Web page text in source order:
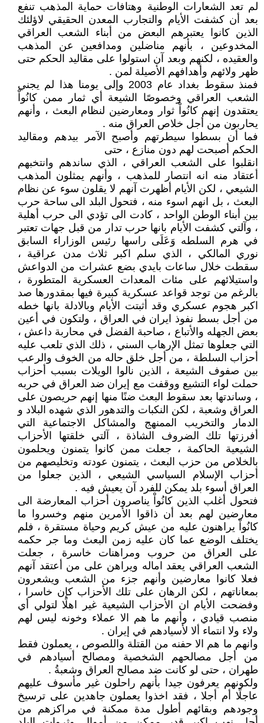
لم تعد الشعارات الوطنية وهتافات حماية المذهب تنفع
بعد أن كشفت الأيام والتجارب المعدن الحقيقي لاؤلئك
الذين كانوا يعتبرهم البعض من أبناء الشعب العراقي
المخدوعين ، بأنهم مناضلين ومدافعين عن المذهب
والعقيده ، لكنهم وبعد آن استولوا على مقاليد الحكم حتى
ظهر ولائهم وأهدافهم الأصيلة لمن .
فمنذ سقوط بغداد عام 2003 وإلى يومنا هذا لم يجني
الشعب العراقي وخصوصًا الشيعة أي ثمار ممن كانُواْ
يعتقدون إنهم كانُواْ ثوار ومعارضين لنظام البعث ، وأنهم
يحاربون من أجل خلاص العراق منه .
فما أن بسطوا سيطرتهم وأصبح الآمر بيدهم ومقاليد
الحكم أصبحت لهم دون منازع ، حتى
انقلبوا على الشعب العراقي ، الذي ساندهم وانتخبهم
أعتقاد منه انه انتصار للمذهب ، وأنهم يمثلون المذهب
الشيعي ، لكن الأيام أظهرت آنهم لا يقلون سوء عن نظام
البعث ، بل انهم اسوء منه ، فتحول البلد الى ساحة حرب
بين أبناء الوطن الواحد ، كادت الى تؤدي الى حرب أهلية
، وآلتي كشفت الأيام بانها حرب تدار من قبل جهات تعتبر
في هرم السلطه وَعَلَى راسها رئيس الوزاراء السابق
نوري المالكي ، الذي سلم اكبر ثلاث مدن عراقية ،
سقطت خلال ساعات بايدي بضع عشرات من الدواعش
واستيلائهم على مئات المعدات العسكرية المتطورة ،
بالرغم من توجد قواعد عسكرية كبيرة فيها بمقدورها صد
اكبر هجوم عسكري وقد أثبتت الأيام وبالادلة بانها خطه
من أجل بسط نفوذ ايران في العراق ، ولتكون في أعين
بعض الجهله والأتباع ، صاحبة الفضل في محاربة داعش ،
التي جعلوها تمثل الإرهاب السني ، ذلك الذي تلعب عليه
أحزاب السلطة ، من أجل خلق حاله من الخوف والرعب
بين صفوف الشيعة ، الذين نالوا الويلات بسبب أحزاب
حملت لواء التشيع ووقفت مع إيران ضد العراق في حربه
، وساندتها بعد سقوط البعث ضنًا منها إنهم حريصون على
العراق وشعبة ، لكن النكبات والتدهور الذي شهده البلاد و
الدمار والتخريب الممنهج والمشاكل الاجتماعية التي
أفرزتها تلك الضروف الشاذة ، آلتي خلقتها الأحزاب
الشيعية الحاكمة ، جعلت ممن كانوا يتمنون ويحلمون
بالخلاص من حزب البعث ، يتمنون عودته وتخليصهم من
أحزاب الإسلام السياسي الشيعي ، الذين جعلوا من
العراق أسوء بلد يمكن للفرد آن يعيش فيه .
فتحول أغلب الذين كانُواْ يناصرون أحزاب المعارضة الى
معارضين لهم بعد أن ذاقوا الأمرين منهم وخسروا ما
كانُواْ يراهنون عليه من عيش كريم وحياة مستقرة ، فلم
يختلف الوضع عما كان عليه زمن البعث وما جر حكمه
على العراق من حروب ومراهنات خاسرة ، جعلت
الشعب العراقي يعقد اماله ويراهن على من أعتقد آنهم
فعلا كانوا معارضين وأنهم جزء من الشعب ويشعرون
بمعاناتهم ، لكن الرهان على تلك الأحزاب كإن خاسرا ،
وفضحت الأيام ان الأحزاب الشيعية غير اهلًا لتولي أي
منصب قيادي ، وأنهم ما هم الا عملاء وخونه ليس لهم
ولاء ولا انتماء ألا لأسيادهم في إيران .
وانهم ما هم الا حفنه من القتلة واللصوص ، يعملون فقط
من أجل مصالحهم الشخصية ومصالح أسيادهم في
طهران ، حتى لو كانت ضد مصالح العراق وشعبةُ .
ولكونهم يعرفون جيدا بأنهم راحلون غير مأسوف عليهم
عاجلًا أم أجلا ، فقد اخذوا يعملون جاهدين على ترسيخ
وجودهم وبقائهم أطول مدة ممكنة في مراكزهم من